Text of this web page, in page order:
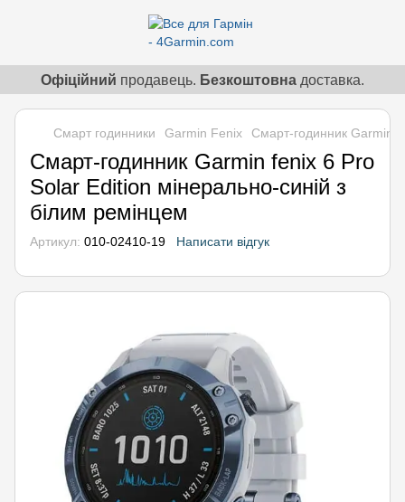
Офіційний продавець. Безкоштовна доставка.
Смарт годинники Garmin Fenix Смарт-годинник Garmin
Смарт-годинник Garmin fenix 6 Pro
Solar Edition мінерально-синій з
білим ремінцем
Артикул: 010-02410-19 Написати відгук